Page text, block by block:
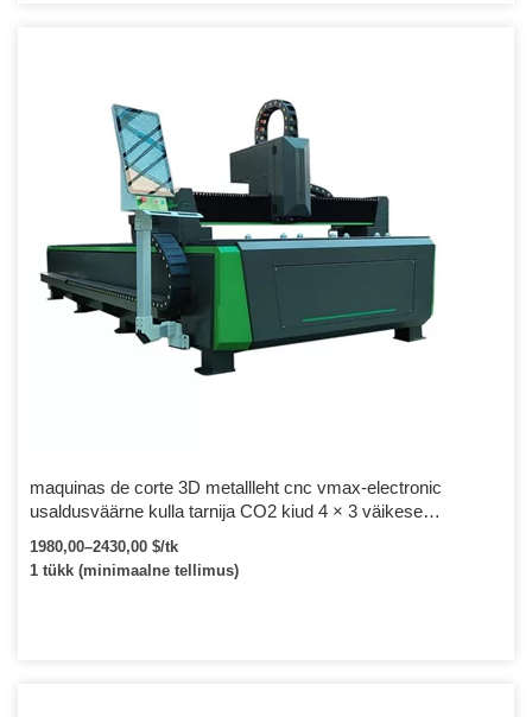
maquinas de corte 3D metallleht cnc vmax-electronic
usaldusväärne kulla tarnija CO2 kiud 4 × 3 väikese
suurusega laserlõikusmasinad
1980,00–2430,00 $/tk
1 tükk (minimaalne tellimus)